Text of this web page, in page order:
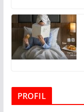
PROFIL